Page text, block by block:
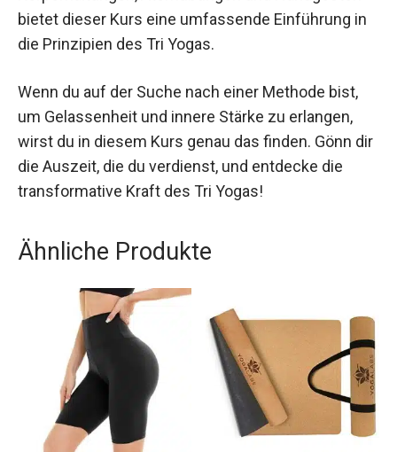
aus Körperhaltungen, Atemübungen und
Handgesten bietet dieser Kurs eine umfassende
Wenn du auf der Suche nach einer Methode bist,
um Gelassenheit und innere Stärke zu erlangen,
wirst du in diesem Kurs genau das finden. Gönn
dir die Auszeit, die du verdienst, und entdecke die
transformative Kraft des Tri Yogas!
Ähnliche Produkte